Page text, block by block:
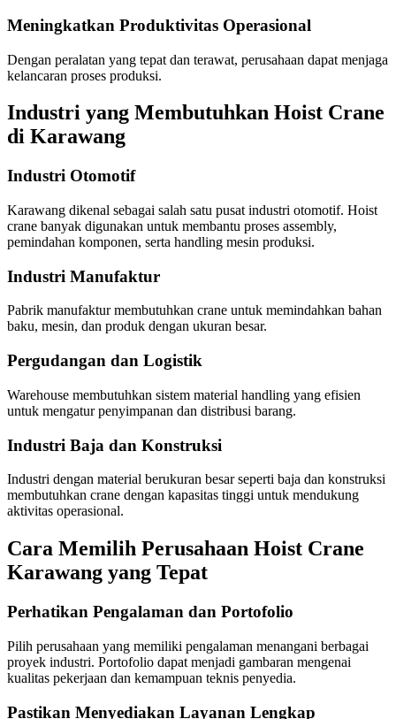
Meningkatkan Produktivitas Operasional
Dengan peralatan yang tepat dan terawat, perusahaan dapat menjaga
kelancaran proses produksi.
Industri yang Membutuhkan Hoist Crane
di Karawang
Industri Otomotif
Karawang dikenal sebagai salah satu pusat industri otomotif. Hoist
crane banyak digunakan untuk membantu proses assembly,
pemindahan komponen, serta handling mesin produksi.
Industri Manufaktur
Pabrik manufaktur membutuhkan crane untuk memindahkan bahan
baku, mesin, dan produk dengan ukuran besar.
Pergudangan dan Logistik
Warehouse membutuhkan sistem material handling yang efisien
untuk mengatur penyimpanan dan distribusi barang.
Industri Baja dan Konstruksi
Industri dengan material berukuran besar seperti baja dan konstruksi
membutuhkan crane dengan kapasitas tinggi untuk mendukung
aktivitas operasional.
Cara Memilih Perusahaan Hoist Crane
Karawang yang Tepat
Perhatikan Pengalaman dan Portofolio
Pilih perusahaan yang memiliki pengalaman menangani berbagai
proyek industri. Portofolio dapat menjadi gambaran mengenai
kualitas pekerjaan dan kemampuan teknis penyedia.
Pastikan Menyediakan Layanan Lengkap